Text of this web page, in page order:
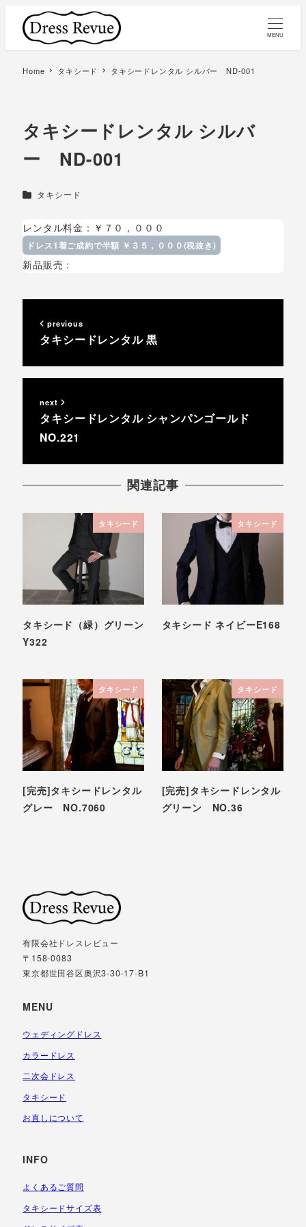
MENU
Home タキシード タキシードレンタル シルバー ND-001
タキシードレンタル シルバ
ー ND-001
カテゴリー
タキシード
レンタル料金：￥７０，０００
ドレス1着ご成約で半額 ￥３５，０００(税抜き)
新品販売：
previous
タキシードレンタル 黒
next
タキシードレンタル シャンパンゴールド
NO.221
関連記事
タキシード
タキシード（緑）グリーン
Y322
タキシード
タキシード ネイビーE168
タキシード
[完売]タキシードレンタル
グレー NO.7060
タキシード
[完売]タキシードレンタル
グリーン NO.36
有限会社ドレスレビュー
〒158-0083
東京都世田谷区奥沢3-30-17-B1
MENU
ウェディングドレス
カラードレス
二次会ドレス
タキシード
お直しについて
INFO
よくあるご質問
タキシードサイズ表